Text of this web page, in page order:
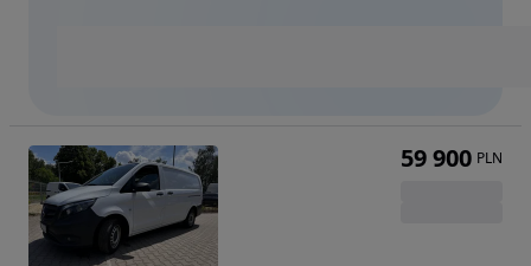
59 900 PLN